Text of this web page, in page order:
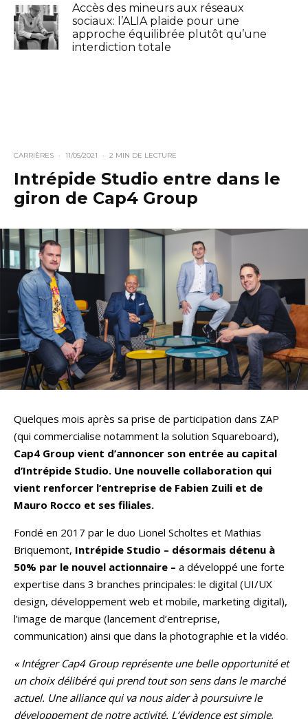
Accès des mineurs aux réseaux
sociaux: l’ALIA plaide pour une
approche équilibrée plutôt qu’une
interdiction totale
CARRIÈRES · 11/05/2021 · 2 MIN DE LECTURE
Intrépide Studio entre dans le
giron de Cap4 Group
Quelques mois après sa prise de participation dans ZAP
(qui commercialise notamment la solution Squareboard),
Cap4 Group vient d’annoncer son entrée au capital
d’Intrépide Studio. Une nouvelle collaboration qui
vient renforcer l’entreprise de Fabien Zuili et de
Mauro Rocco et ses filiales.
Fondé en 2017 par le duo Lionel Scholtes et Mathias
Briquemont, Intrépide Studio – désormais détenu à
50% par le nouvel actionnaire – a développé une forte
expertise dans 3 branches principales: le digital (UI/UX
design, développement web et mobile, marketing digital),
l’image de marque (lancement d’entreprise,
communication) ainsi que dans la photographie et la vidéo.
« Intégrer Cap4 Group représente une belle opportunité et
un choix délibéré qui prend tout son sens dans le marché
actuel. Une alliance qui va nous aider à poursuivre le
développement de notre activité. L’évidence est simple,